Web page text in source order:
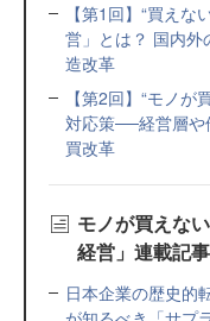
【第1回】“買え
営」とは？ 国内外
造改革
【第2回】“モノ
対応策──経営層や
買改革
モノが買えな
経営」連載記
日本企業の歴史的